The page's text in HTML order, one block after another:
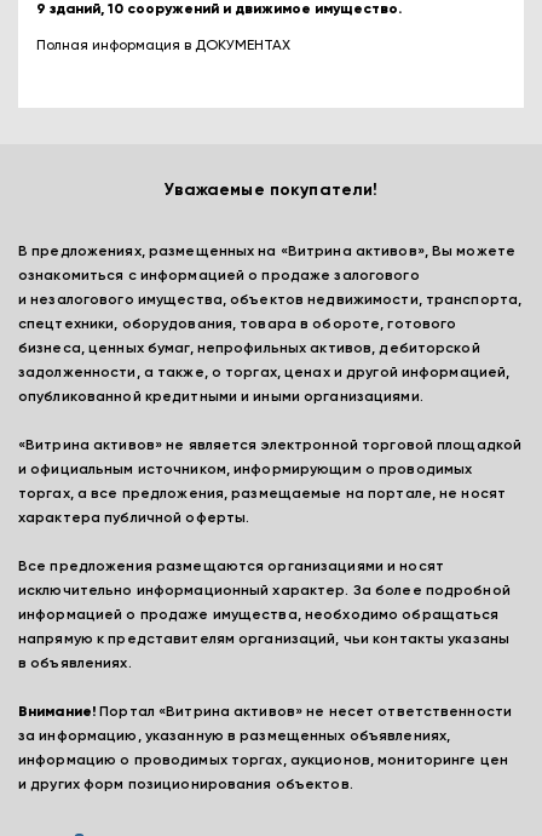
9 зданий, 10 сооружений и движимое имущество.
Полная информация в ДОКУМЕНТАХ
Уважаемые покупатели!
В предложениях, размещенных на «Витрина активов», Вы можете
ознакомиться с информацией о продаже залогового
и незалогового имущества, объектов недвижимости, транспорта,
спецтехники, оборудования, товара в обороте, готового
бизнеса, ценных бумаг, непрофильных активов, дебиторской
задолженности, а также, о торгах, ценах и другой информацией,
опубликованной кредитными и иными организациями.
«Витрина активов» не является электронной торговой площадкой
и официальным источником, информирующим о проводимых
торгах, а все предложения, размещаемые на портале, не носят
характера публичной оферты.
Все предложения размещаются организациями и носят
исключительно информационный характер. За более подробной
информацией о продаже имущества, необходимо обращаться
напрямую к представителям организаций, чьи контакты указаны
в объявлениях.
Внимание! Портал «Витрина активов» не несет ответственности
за информацию, указанную в размещенных объявлениях,
информацию о проводимых торгах, аукционов, мониторинге цен
и других форм позиционирования объектов.